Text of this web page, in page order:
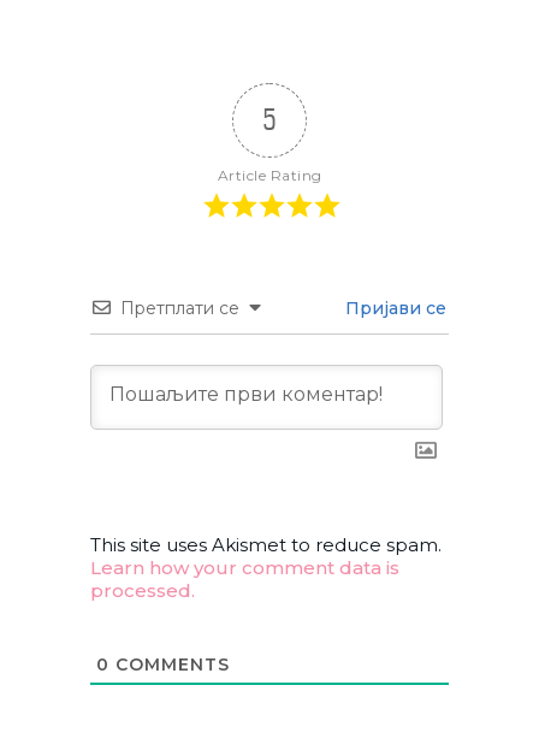
5
Article Rating
Претплати се Пријави се
This site uses Akismet to reduce spam.
Learn how your comment data is
processed.
0 COMMENTS